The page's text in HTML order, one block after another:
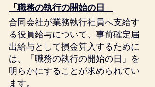
「職務の執行の開始の日」
合同会社が業務執行社員へ支給す
る役員給与について、事前確定届
出給与として損金算入するために
は、「職務の執行の開始の日」を
明らかにすることが求められてい
ます。